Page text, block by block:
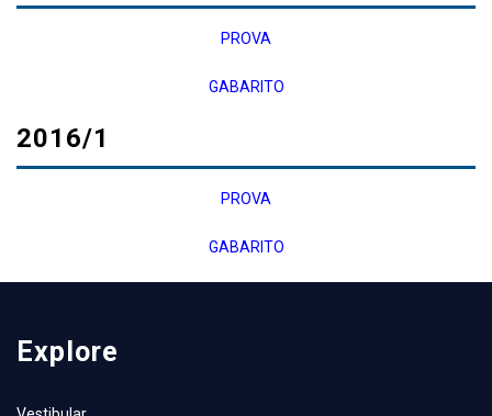
PROVA
GABARITO
2016/1
PROVA
GABARITO
Explore